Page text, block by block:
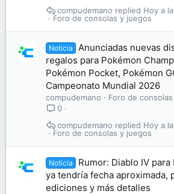
Foro de consolas y juegos
Hoy a
compudemano
Noticia
Anunciadas nuevas
regalos para Pokémon
Pokémon Pocket, Pokémon
Campeonato Mundial 2026
compudemano
Foro de
0
Foro de consolas y juegos
Hoy a
compudemano
Noticia
Rumor: Diablo IV
ya tendría fecha aproximada,
ediciones y más detalles